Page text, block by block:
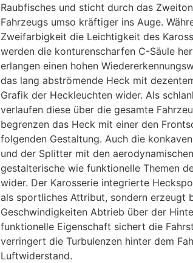
Raubfisches und sticht durch das
Fahrzeugs umso kräftiger ins Auge.
Zweifarbigkeit die Leichtigkeit des
werden die konturenscharfen C-Säule
erlangen einen hohen
das lang abströmende Heck mit
Grafik der Heckleuchten wider. Als
verlaufen diese über die gesamte
begrenzen das Heck mit einer den
folgenden Gestaltung. Auch die
und der Splitter mit den
gestalterische wie funktionelle Themen
wider. Der Karosserie integrierte
als sportliches Attribut, sondern erzeugt
Geschwindigkeiten Abtrieb über der
funktionelle Eigenschaft sichert die
verringert die Turbulenzen hinter dem
Luftwiderstand.